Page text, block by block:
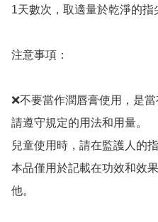
1天數次，取適量於乾淨的指
注意事項：
❌不要當作潤唇膏使用，是當
請遵守規定的用法和用量。
兒童使用時，請在監護人的
本品僅用於記載在功效和效